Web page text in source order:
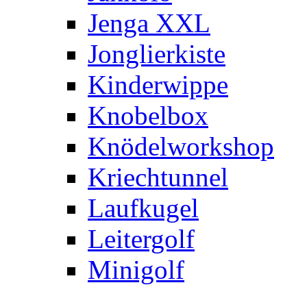
Jenga XXL
Jonglierkiste
Kinderwippe
Knobelbox
Knödelworkshop
Kriechtunnel
Laufkugel
Leitergolf
Minigolf